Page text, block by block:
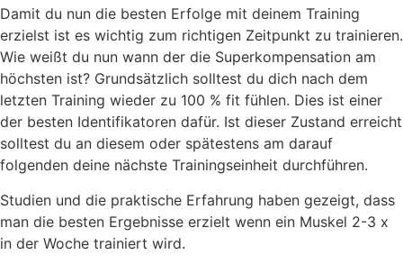
Damit du nun die besten Erfolge mit deinem Training
erzielst ist es wichtig zum richtigen Zeitpunkt zu trainieren.
Wie weißt du nun wann der die Superkompensation am
höchsten ist? Grundsätzlich solltest du dich nach dem
letzten Training wieder zu 100 % fit fühlen. Dies ist einer
der besten Identifikatoren dafür. Ist dieser Zustand erreicht
solltest du an diesem oder spätestens am darauf
folgenden deine nächste Trainingseinheit durchführen.
Studien und die praktische Erfahrung haben gezeigt, dass
man die besten Ergebnisse erzielt wenn ein Muskel 2-3 x
in der Woche trainiert wird.